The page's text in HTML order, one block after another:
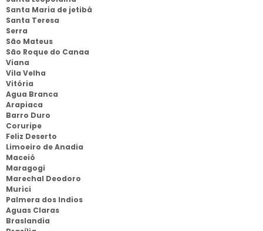
Santa Maria de jetibá
Santa Teresa
Serra
São Mateus
São Roque do Canaa
Viana
Vila Velha
Vitória
Agua Branca
Arapiaca
Barro Duro
Coruripe
Feliz Deserto
Limoeiro de Anadia
Maceió
Maragogi
Marechal Deodoro
Murici
Palmera dos Indios
Aguas Claras
Braslandia